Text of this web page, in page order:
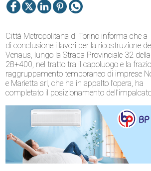
Città Metropolitana di Torino informa che a
di conclusione i lavori per la ricostruzione
Venaus, lungo la Strada Provinciale 32
28+400, nel tratto tra il capoluogo e la
raggruppamento temporaneo di imprese
e Marietta srl, che ha in appalto l’opera, ha
completato il posizionamento dell